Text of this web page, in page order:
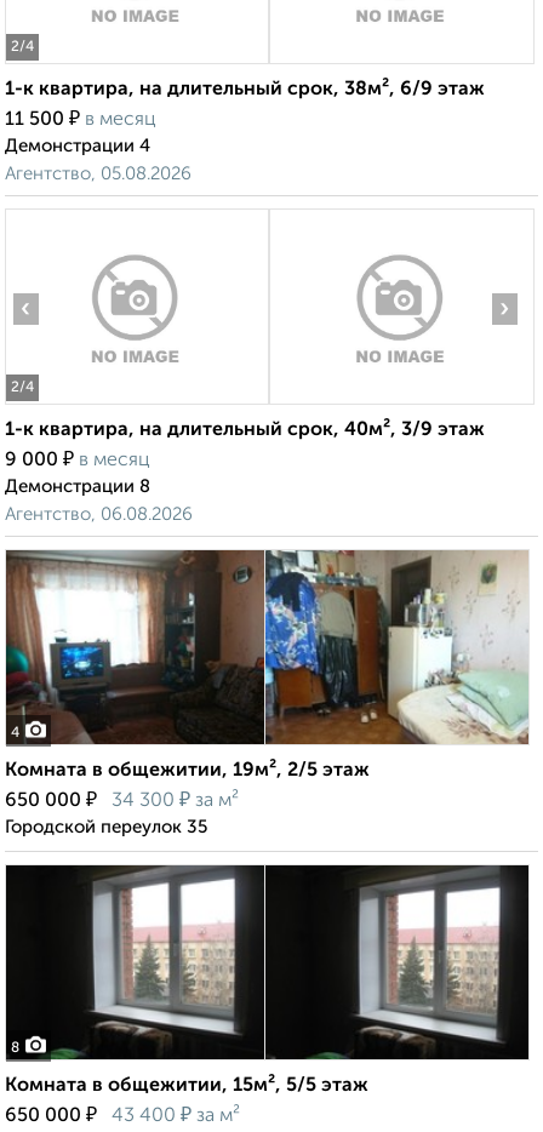
2/4
1-к квартира, на длительный срок, 38м², 6/9 этаж
11 500 ₽ в месяц
Демонстрации 4
Агентство, 05.08.2026
2/4
‹ ›
1-к квартира, на длительный срок, 40м², 3/9 этаж
9 000 ₽ в месяц
Демонстрации 8
Агентство, 06.08.2026
4
Комната в общежитии, 19м², 2/5 этаж
650 000 ₽ 34 300 ₽ за м²
Городской переулок 35
8
Комната в общежитии, 15м², 5/5 этаж
650 000 ₽ 43 400 ₽ за м²